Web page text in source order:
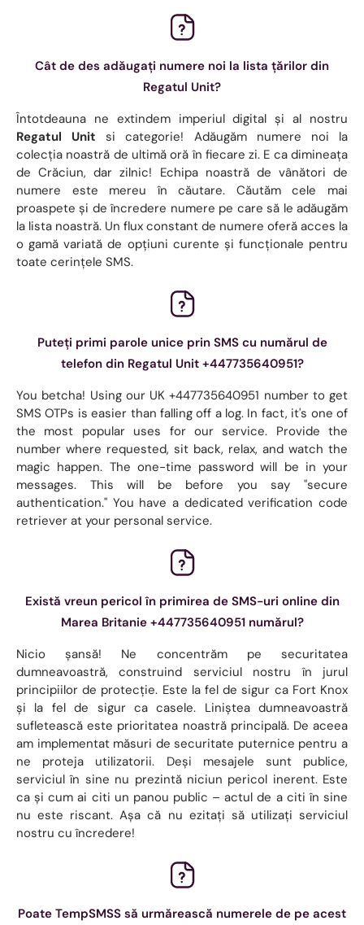
Cât de des adăugați numere noi la lista țărilor din
Regatul Unit?
Întotdeauna ne extindem imperiul digital și al nostru
Regatul Unit si categorie! Adăugăm numere noi la
colecția noastră de ultimă oră în fiecare zi. E ca dimineața
de Crăciun, dar zilnic! Echipa noastră de vânători de
numere este mereu în căutare. Căutăm cele mai
proaspete și de încredere numere pe care să le adăugăm
la lista noastră. Un flux constant de numere oferă acces la
o gamă variată de opțiuni curente și funcționale pentru
toate cerințele SMS.
Puteți primi parole unice prin SMS cu numărul de
telefon din Regatul Unit +447735640951?
You betcha! Using our UK +447735640951 number to get
SMS OTPs is easier than falling off a log. In fact, it's one of
the most popular uses for our service. Provide the
number where requested, sit back, relax, and watch the
magic happen. The one-time password will be in your
messages. This will be before you say "secure
authentication." You have a dedicated verification code
retriever at your personal service.
Există vreun pericol în primirea de SMS-uri online din
Marea Britanie +447735640951 numărul?
Nicio șansă! Ne concentrăm pe securitatea
dumneavoastră, construind serviciul nostru în jurul
principiilor de protecție. Este la fel de sigur ca Fort Knox
și la fel de sigur ca casele. Liniștea dumneavoastră
sufletească este prioritatea noastră principală. De aceea
am implementat măsuri de securitate puternice pentru a
ne proteja utilizatorii. Deși mesajele sunt publice,
serviciul în sine nu prezintă niciun pericol inerent. Este
ca și cum ai citi un panou public – actul de a citi în sine
nu este riscant. Așa că nu ezitați să utilizați serviciul
nostru cu încredere!
Poate TempSMSS să urmărească numerele de pe acest